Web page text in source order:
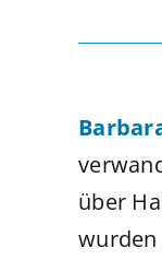
über
wurden